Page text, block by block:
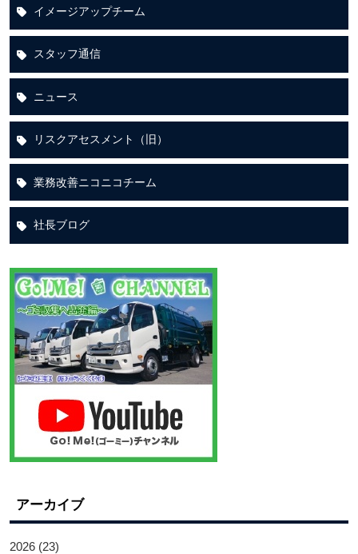
イメージアップチーム
スタッフ通信
ニュース
リスクアセスメント（旧）
業務改善ニコニコチーム
社長ブログ
アーカイブ
2026 (23)